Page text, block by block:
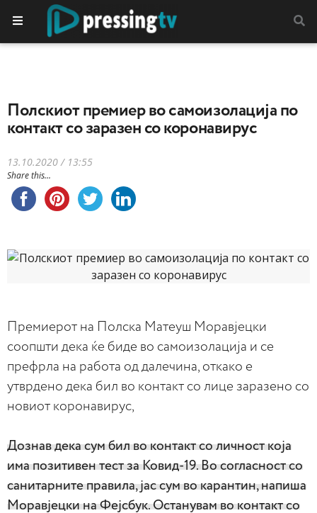
Полскиот премиер во самоизолација по
контакт со заразен со коронавирус
13.10.2020 / 13:55
Share this...
Премиерот на Полска Матеуш Моравјецки
соопшти дека ќе биде во самоизолација и се
префрла на работа од далечина, откако е
утврдено дека бил во контакт со лице заразено со
новиот коронавирус,
Дознав дека сум бил во контакт со личност која
има позитивен тест за Ковид-19. Во согласност со
санитарните правила, јас сум во карантин, напиша
Моравјецки на Фејсбук. Останувам во контакт со